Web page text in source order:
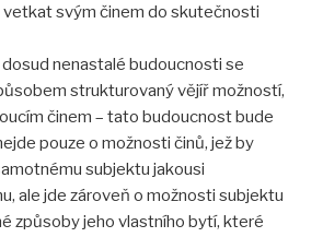
svým činem do skutečnosti
nenastalé budoucnosti se
strukturovaný vějíř možností,
činem – tato budoucnost bude
pouze o možnosti činů, jež by
subjektu jakousi
ale jde zároveň o možnosti subjektu
způsoby jeho vlastního bytí, které